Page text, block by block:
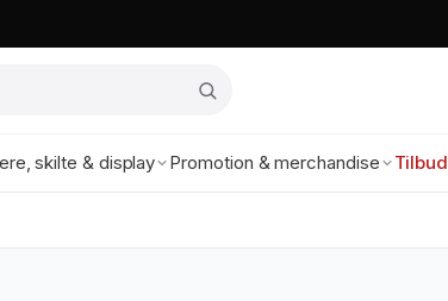
skilte & display Promotion & merchandise Tilbud